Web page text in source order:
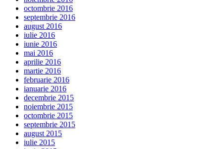
octombrie 2016
septembrie 2016
august 2016
iulie 2016
iunie 2016
mai 2016
aprilie 2016
martie 2016
februarie 2016
ianuarie 2016
decembrie 2015
noiembrie 2015
octombrie 2015
septembrie 2015
august 2015
iulie 2015